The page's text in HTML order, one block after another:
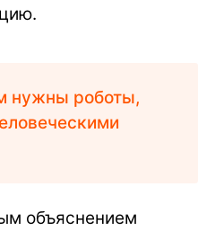
нужны роботы,
объяснением